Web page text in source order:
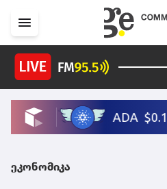
ეკონომიკა